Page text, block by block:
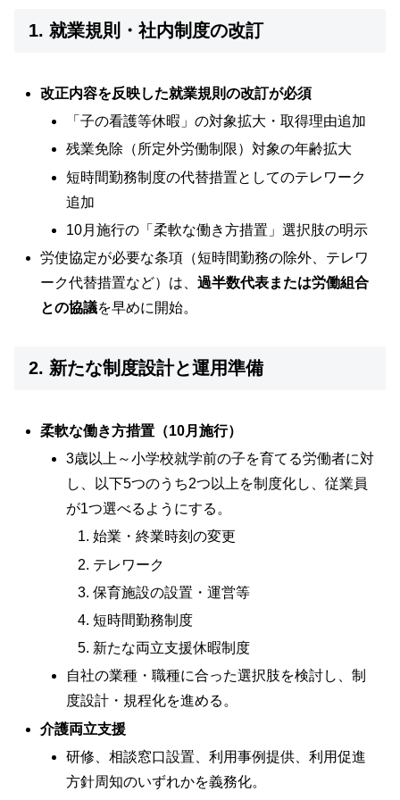
1. 就業規則・社内制度の改訂
改正内容を反映した就業規則の改訂が必須
「子の看護等休暇」の対象拡大・取得理由追加
残業免除（所定外労働制限）対象の年齢拡大
短時間勤務制度の代替措置としてのテレワーク
追加
10月施行の「柔軟な働き方措置」選択肢の明示
労使協定が必要な条項（短時間勤務の除外、テレワ
ーク代替措置など）は、過半数代表または労働組合
との協議を早めに開始。
2. 新たな制度設計と運用準備
柔軟な働き方措置（10月施行）
3歳以上～小学校就学前の子を育てる労働者に対
し、以下5つのうち2つ以上を制度化し、従業員
が1つ選べるようにする。
始業・終業時刻の変更
テレワーク
保育施設の設置・運営等
短時間勤務制度
新たな両立支援休暇制度
自社の業種・職種に合った選択肢を検討し、制
度設計・規程化を進める。
介護両立支援
研修、相談窓口設置、利用事例提供、利用促進
方針周知のいずれかを義務化。